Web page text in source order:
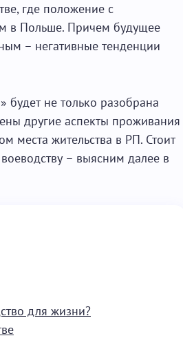
где положение с
в Польше. Причем будущее
– негативные тенденции
будет не только разобрана
другие аспекты проживания
места жительства в РП. Стоит
– выясним далее в
для жизни?